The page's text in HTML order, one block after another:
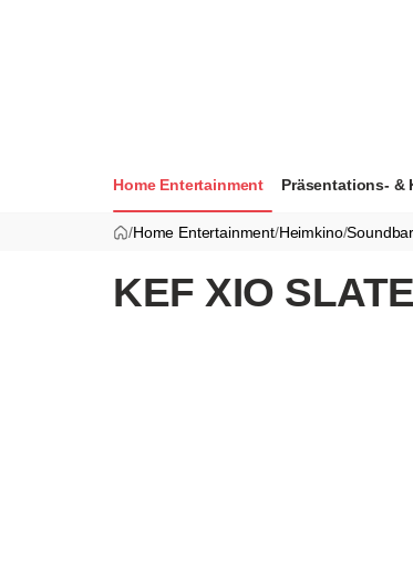
Home Entertainment Präsentations- &
/Home Entertainment/Heimkino/
KEF XIO